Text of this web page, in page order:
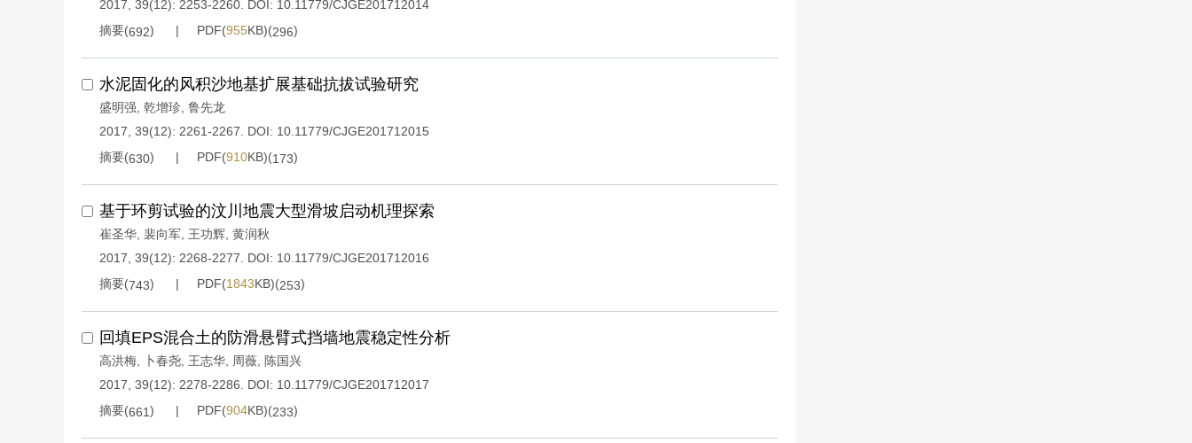
2017, 39(12): 2253-2260. DOI: 10.11779/CJGE201712014
摘要(692) PDF(955KB)(296)
水泥固化的风积沙地基扩展基础抗拔试验研究
盛明强 乾增珍 鲁先龙
2017, 39(12): 2261-2267.
DOI: 10.11779/CJGE201712015
摘要(630) PDF(910KB)(173)
基于环剪试验的汶川地震大型滑坡启动机理探索
崔圣华 裴向军 王功辉 黄润秋
2017, 39(12): 2268-2277.
DOI: 10.11779/CJGE201712016
摘要(743) PDF(1843KB)(253)
回填EPS混合土的防滑悬臂式挡墙地震稳定性分析
高洪梅 卜春尧 王志华 周薇
陈国兴
2017, 39(12): 2278-2286.
DOI: 10.11779/CJGE201712017
摘要(661) PDF(904KB)(233)